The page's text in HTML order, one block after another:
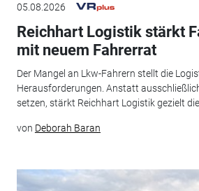
05.08.2026
Reichhart Logistik stärkt
mit neuem Fahrerrat
Der Mangel an Lkw-Fahrern stellt die
Herausforderungen. Anstatt
setzen, stärkt Reichhart Logistik gezielt die
von Deborah Baran